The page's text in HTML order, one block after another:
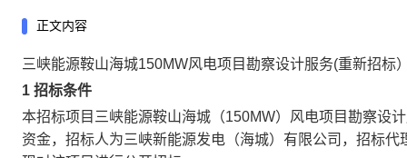
正文内容
三峡能源鞍山海城150MW风电项目勘察设计服务(重新招标
1 招标条件
本招标项目三峡能源鞍山海城（150MW）风电项目勘察设
资金，招标人为三峡新能源发电（海城）有限公司，招标